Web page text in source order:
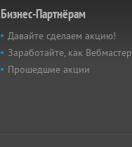
Бизнес-Партнёрам
Давайте сделаем акцию!
Заработайте, как Вебмастер
Прошедшие акции